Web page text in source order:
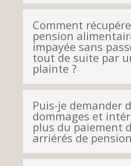
Comment
pension
impayée sans
tout de suite par
plainte ?
Puis-je demander
dommages et
plus du paiement
arriérés de